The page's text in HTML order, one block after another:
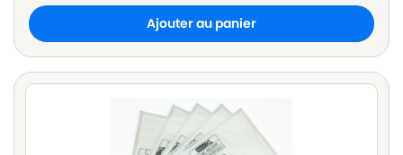
Ajouter au panier